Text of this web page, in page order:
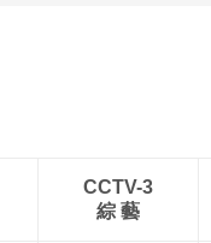
CCTV-3
綜 藝